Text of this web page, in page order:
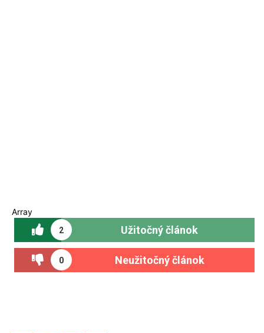
Array
2 Užitočný článok
0 Neužitočný článok